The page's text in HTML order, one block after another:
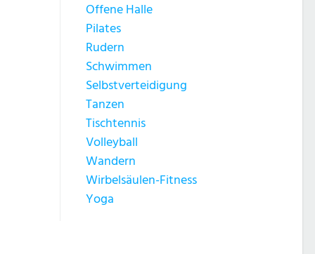
Offene Halle
Pilates
Rudern
Schwimmen
Selbstverteidigung
Tanzen
Tischtennis
Volleyball
Wandern
Wirbelsäulen-Fitness
Yoga